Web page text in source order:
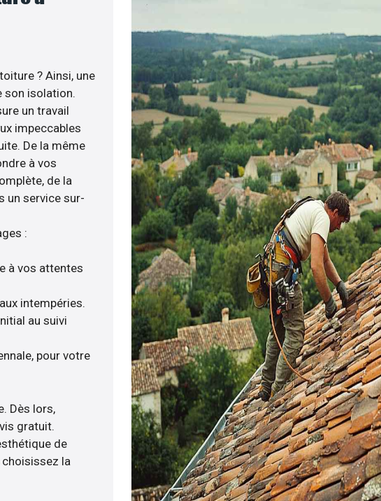
? Ainsi, une
son isolation.
un travail
impeccables
De la même
à vos
de la
un service sur-
:
à vos attentes
intempéries.
au suivi
pour votre
Dès lors,
gratuit.
de
la